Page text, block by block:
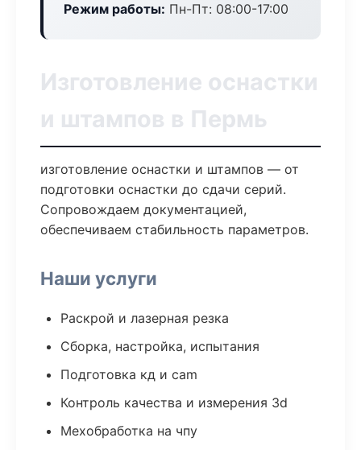
Режим работы: Пн-Пт: 08:00-17:00
Изготовление оснастки
и штампов в Пермь
изготовление оснастки и штампов — от
подготовки оснастки до сдачи серий.
Сопровождаем документацией,
обеспечиваем стабильность параметров.
Наши услуги
Раскрой и лазерная резка
Сборка, настройка, испытания
Подготовка кд и cam
Контроль качества и измерения 3d
Мехобработка на чпу